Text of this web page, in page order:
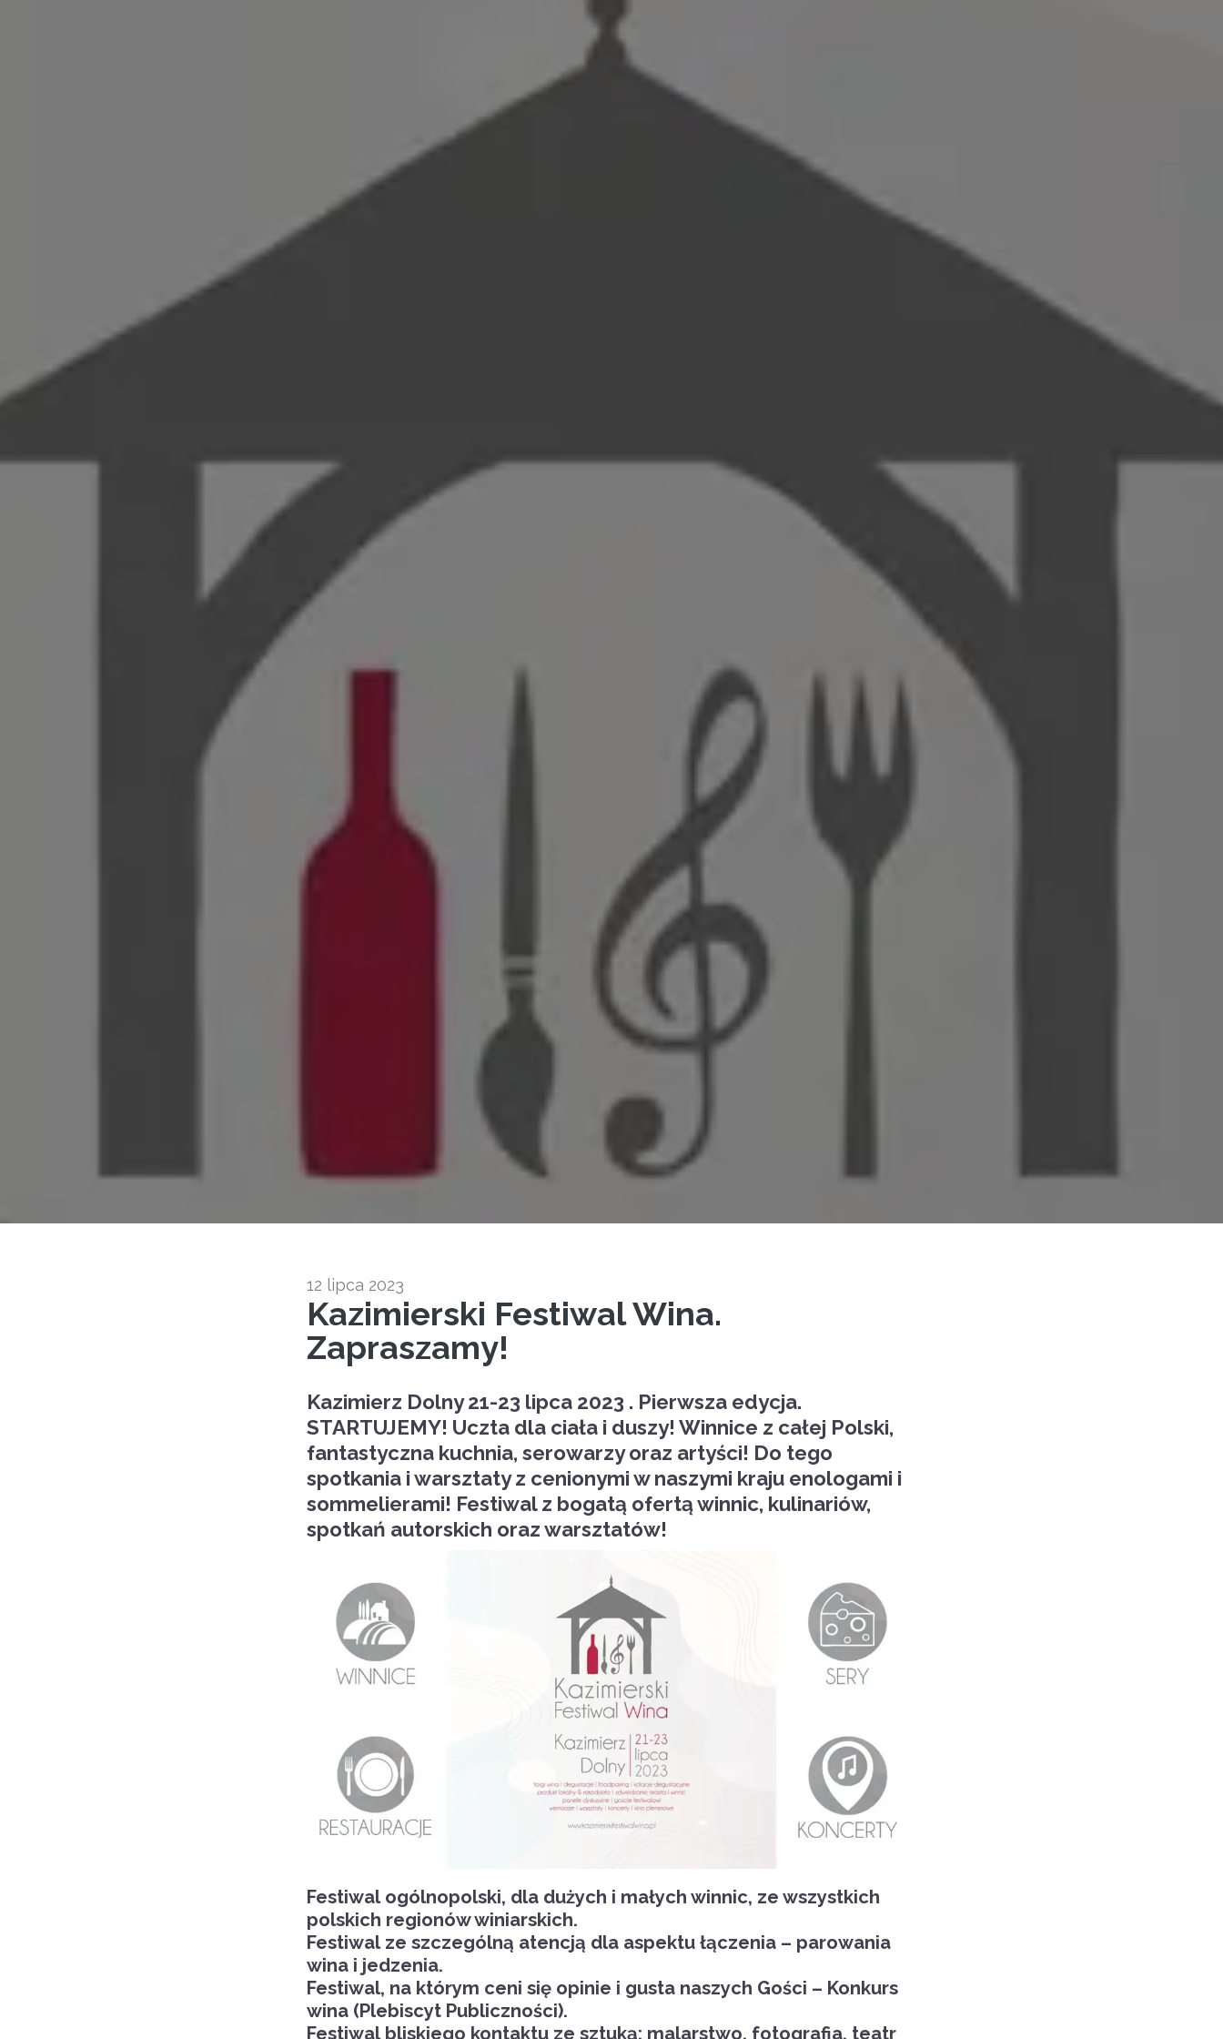
12 lipca 2023
Kazimierski Festiwal Wina.
Zapraszamy!
Kazimierz Dolny 21-23 lipca 2023 . Pierwsza edycja.
STARTUJEMY! Uczta dla ciała i duszy! Winnice z całej Polski,
fantastyczna kuchnia, serowarzy oraz artyści! Do tego
spotkania i warsztaty z cenionymi w naszymi kraju enologami i
sommelierami! Festiwal z bogatą ofertą winnic, kulinariów,
spotkań autorskich oraz warsztatów!
Festiwal ogólnopolski, dla dużych i małych winnic, ze wszystkich
polskich regionów winiarskich.
Festiwal ze szczególną atencją dla aspektu łączenia – parowania
wina i jedzenia.
Festiwal, na którym ceni się opinie i gusta naszych Gości – Konkurs
wina (Plebiscyt Publiczności).
Festiwal bliskiego kontaktu ze sztuką: malarstwo, fotografia, teatr